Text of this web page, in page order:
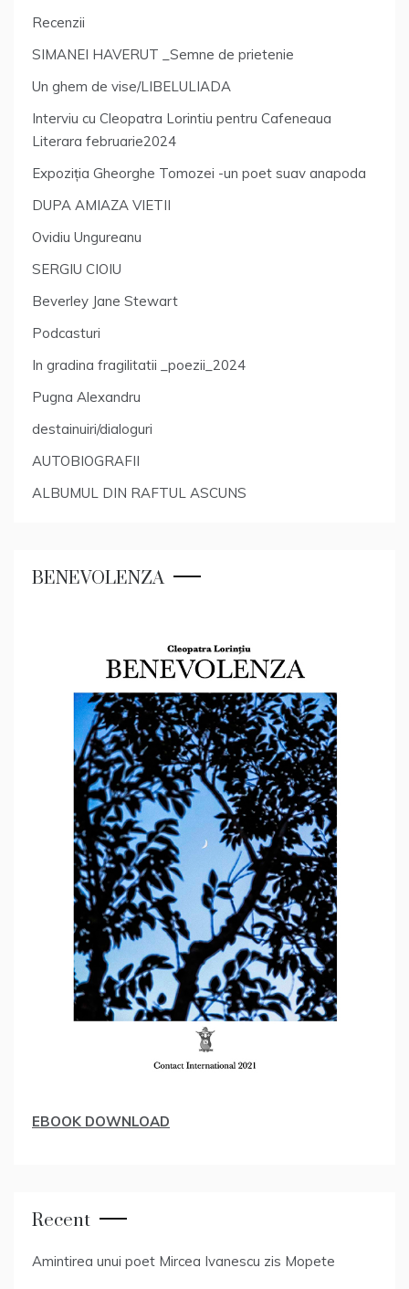
Recenzii
SIMANEI HAVERUT _Semne de prietenie
Un ghem de vise/LIBELULIADA
Interviu cu Cleopatra Lorintiu pentru Cafeneaua
Literara februarie2024
Expoziția Gheorghe Tomozei -un poet suav anapoda
DUPA AMIAZA VIETII
Ovidiu Ungureanu
SERGIU CIOIU
Beverley Jane Stewart
Podcasturi
In gradina fragilitatii _poezii_2024
Pugna Alexandru
destainuiri/dialoguri
AUTOBIOGRAFII
ALBUMUL DIN RAFTUL ASCUNS
BENEVOLENZA
EBOOK DOWNLOAD
Recent
Amintirea unui poet Mircea Ivanescu zis Mopete